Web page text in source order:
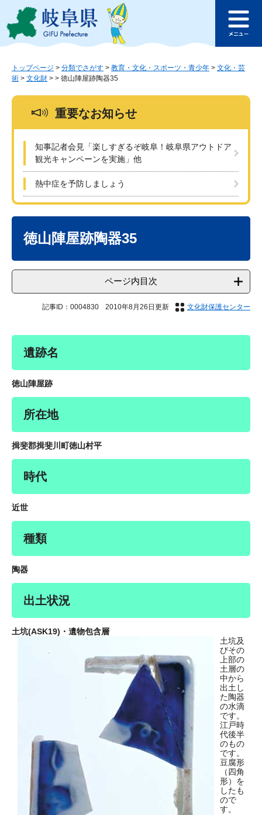
ジ
ュ
このページの本文へ
ュ
トップページ > 分類でさがす > 教育・文化・スポーツ・青少年 > 文化・芸
術 > 文化財 > > 徳山陣屋跡陶器35
重要なお知らせ
知事記者会見「楽しすぎるぞ岐阜！岐阜県アウトドア
観光キャンペーンを実施」他
熱中症を予防しましょう
徳山陣屋跡陶器35
ページ内目次
記事ID：0004830 2010年8月26日更新 文化財保護センター
遺跡名
徳山陣屋跡
所在地
揖斐郡揖斐川町徳山村平
時代
近世
種類
陶器
出土状況
土坑(ASK19)・遺物包含層
土坑及
びその
上部の
土層の
中から
出土し
た陶器
の水滴
です。
江戸時
代後半
のもの
です。
豆腐形
（四角
形）を
したも
ので
す。